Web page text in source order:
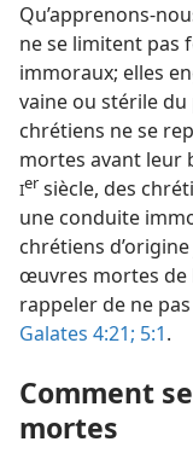
Qu’apprenons-​
ne se limitent pas
immoraux; elles
vaine ou stérile
chrétiens ne se
mortes avant leur
Ier siècle, des
une conduite
chrétiens
œuvres mortes de
rappeler de ne
Galates 4:21; 5:1.
Comment
mortes